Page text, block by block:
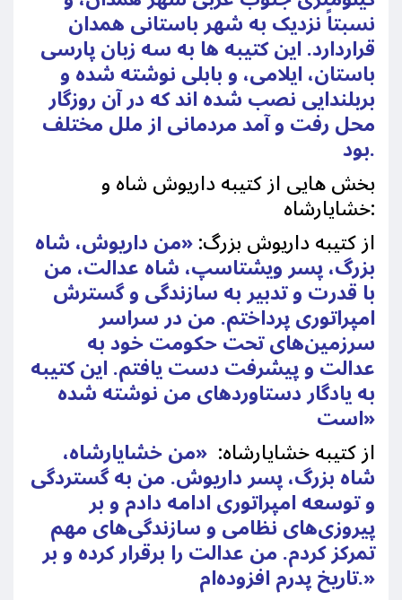
نسبتاً نزدیک به شهر باستانی همدان
قراردارد. این کتیبه ها به سه زبان پارسی
باستان، ایلامی، و بابلی نوشته شده و
بربلندایی نصب شده اند که در آن روزگار
محل رفت و آمد مردمانی از ملل مختلف
بود.
بخش هایی از کتیبه داریوش شاه و
خشایارشاه:
از کتیبه داریوش بزرگ:«من داریوش، شاه
بزرگ، پسر ویشتاسپ، شاه عدالت، من
با قدرت و تدبیر به سازندگی و گسترش
امپراتوری پرداختم. من در سراسر
سرزمین‌های تحت حکومت خود به
عدالت و پیشرفت دست یافتم. این کتیبه
به یادگار دستاوردهای من نوشته شده
است»
از کتیبه خشایارشاه: «من خشایارشاه،
شاه بزرگ، پسر داریوش. من به گستردگی
و توسعه امپراتوری ادامه دادم و بر
پیروزی‌های نظامی و سازندگی‌های مهم
تمرکز کردم. من عدالت را برقرار کرده و بر
تاریخ پدرم افزوده‌ام.»